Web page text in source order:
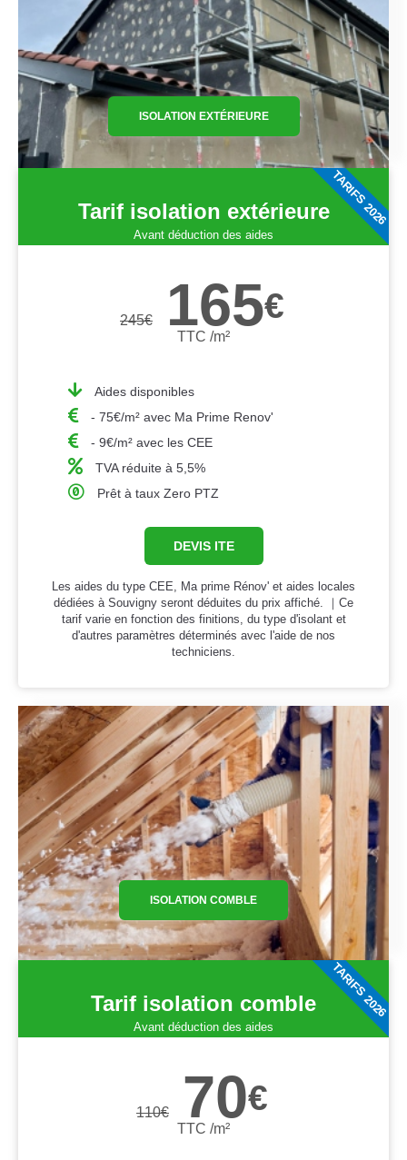
ISOLATION EXTÉRIEURE
Tarif isolation extérieure
Avant déduction des aides
245€ 165€
TTC /m²
Aides disponibles
- 75€/m² avec Ma Prime Renov'
- 9€/m² avec les CEE
TVA réduite à 5,5%
Prêt à taux Zero PTZ
DEVIS ITE
Les aides du type CEE, Ma prime Rénov' et aides locales
dédiées à Souvigny seront déduites du prix affiché. ｜Ce
tarif varie en fonction des finitions, du type d'isolant et
d'autres paramètres déterminés avec l'aide de nos
techniciens.
TARIFS 2026
ISOLATION COMBLE
Tarif isolation comble
Avant déduction des aides
110€ 70€
TTC /m²
TARIFS 2026